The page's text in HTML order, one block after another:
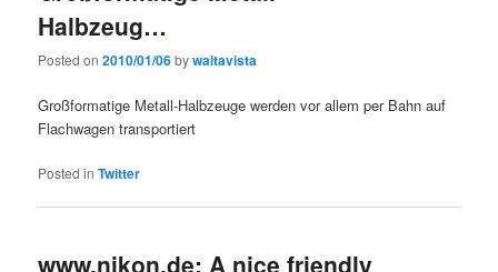
Halbzeug…
Posted on2010/01/06bywaltavista
Großformatige Metall-Halbzeuge werden vor allem per Bahn auf
Flachwagen transportiert
Posted in Twitter
www.nikon.de: A nice friendly